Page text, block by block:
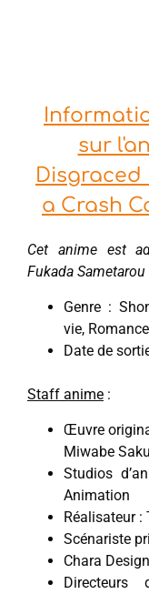
sur
Disgraced
a Crash
Cet anime est
Fukada
Genre :
vie, Romance
Date de
Staff anime :
Œuvre
Miwabe
Studios
Animation
Réalisateur :
Scénariste
Chara